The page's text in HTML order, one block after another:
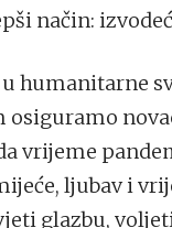
način:
humanitarne
osiguramo
vrijeme
ljubav i
glazbu,